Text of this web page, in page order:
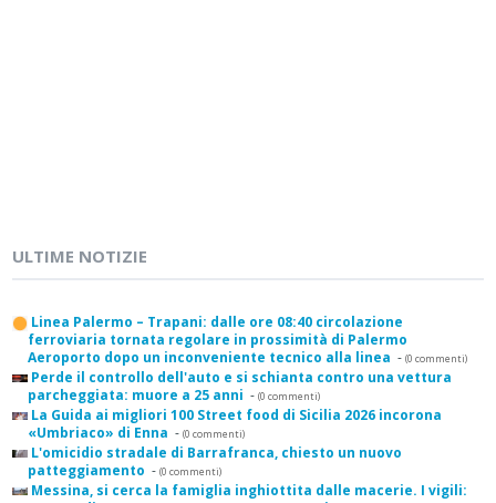
ULTIME NOTIZIE
Linea Palermo – Trapani: dalle ore 08:40 circolazione
ferroviaria tornata regolare in prossimità di Palermo
Aeroporto dopo un inconveniente tecnico alla linea - (0 commenti)
Perde il controllo dell'auto e si schianta contro una vettura
parcheggiata: muore a 25 anni - (0 commenti)
La Guida ai migliori 100 Street food di Sicilia 2026 incorona
«Umbriaco» di Enna - (0 commenti)
L'omicidio stradale di Barrafranca, chiesto un nuovo
patteggiamento - (0 commenti)
Messina, si cerca la famiglia inghiottita dalle macerie. I vigili: